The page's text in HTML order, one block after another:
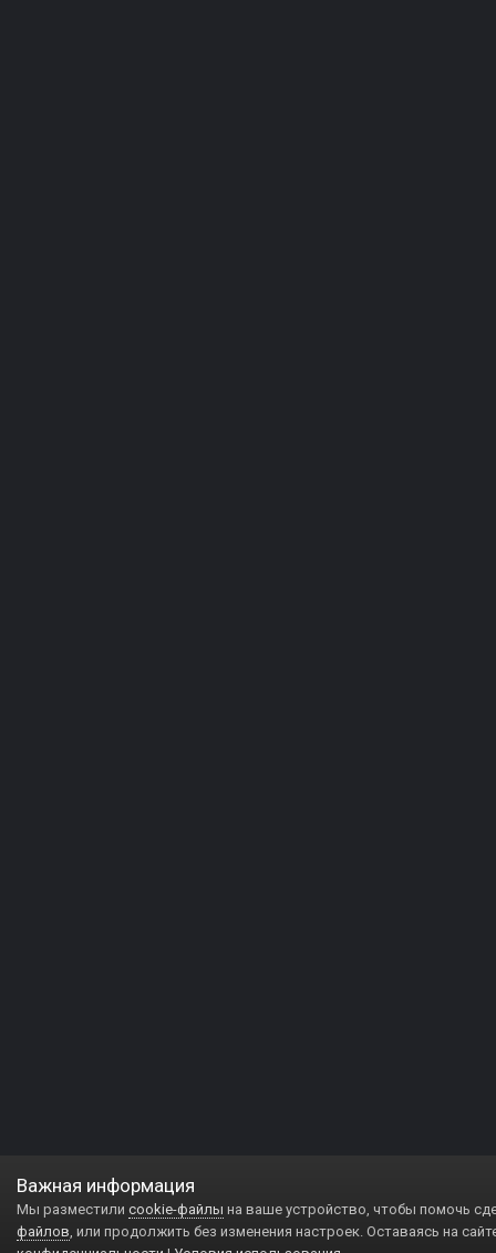
Важная информация
Мы разместили cookie-файлы на ваше устройство, чтобы помочь
файлов, или продолжить без изменения настроек. Оставаясь на